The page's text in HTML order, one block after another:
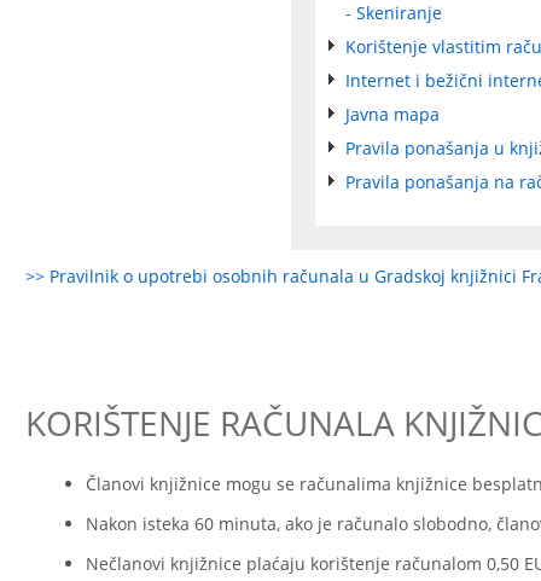
- Skeniranje
Korištenje vlastitim
Internet i bežični
Javna mapa
Pravila ponašanja u
Pravila ponašanja na
>> Pravilnik o upotrebi osobnih računala u Gradskoj knjižnici
KORIŠTENJE RAČUNALA
Članovi knjižnice mogu se računalima knjižnice
Nakon isteka 60 minuta, ako je računalo slobodno,
Nečlanovi knjižnice plaćaju korištenje računalom 0,50